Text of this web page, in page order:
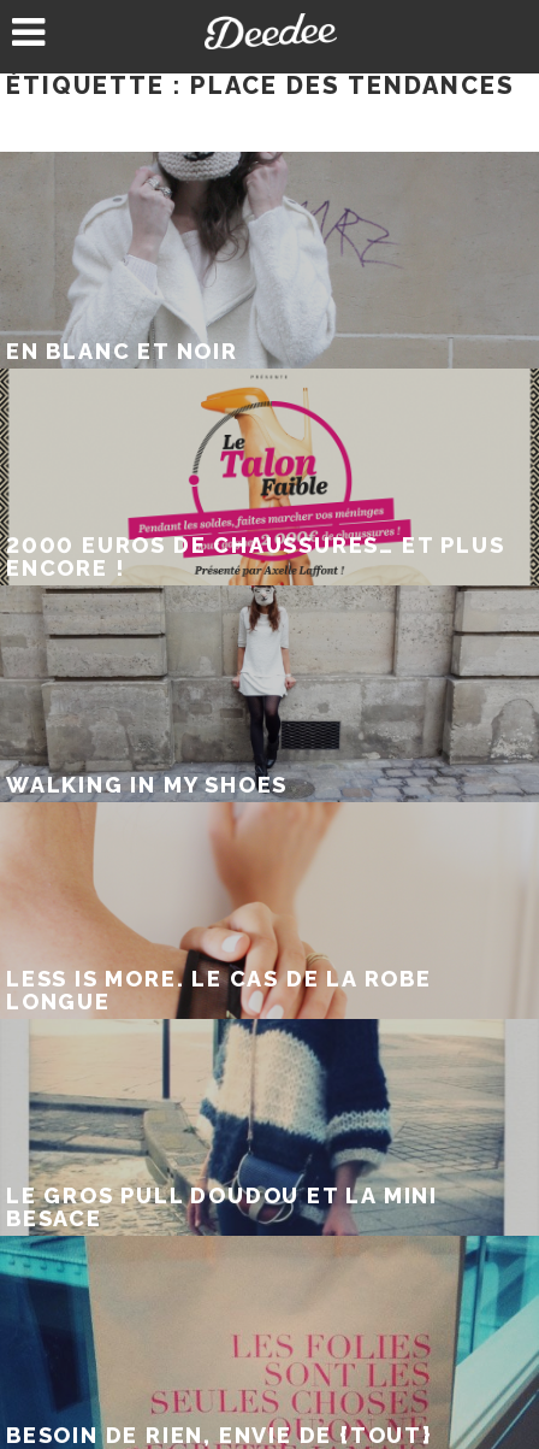
au
ÉTIQUETTE : PLACE DES TENDANCES
EN BLANC ET NOIR
2000 EUROS DE CHAUSSURES… ET PLUS
ENCORE !
WALKING IN MY SHOES
LESS IS MORE. LE CAS DE LA ROBE
LONGUE
LE GROS PULL DOUDOU ET LA MINI
BESACE
BESOIN DE RIEN, ENVIE DE {TOUT}